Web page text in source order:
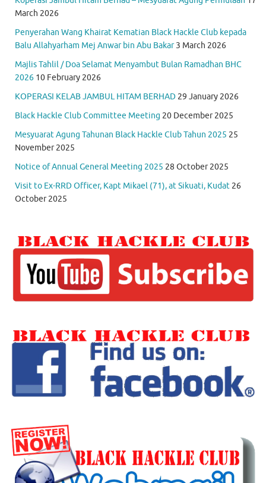
March 2026
Penyerahan Wang Khairat Kematian Black Hackle Club kepada
Balu Allahyarham Mej Anwar bin Abu Bakar 3 March 2026
Majlis Tahlil / Doa Selamat Menyambut Bulan Ramadhan BHC
2026 10 February 2026
KOPERASI KELAB JAMBUL HITAM BERHAD 29 January 2026
Black Hackle Club Committee Meeting 20 December 2025
Mesyuarat Agung Tahunan Black Hackle Club Tahun 2025 25
November 2025
Notice of Annual General Meeting 2025 28 October 2025
Visit to Ex-RRD Officer, Kapt Mikael (71), at Sikuati, Kudat 26
October 2025